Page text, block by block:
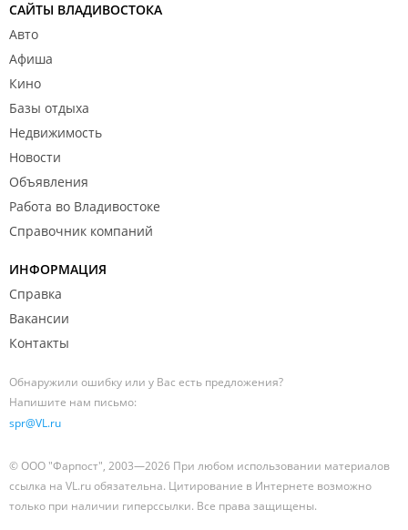
САЙТЫ ВЛАДИВОСТОКА
Авто
Афиша
Кино
Базы отдыха
Недвижимость
Новости
Объявления
Работа во Владивостоке
Справочник компаний
ИНФОРМАЦИЯ
Справка
Вакансии
Контакты
Обнаружили ошибку или у Вас есть предложения?
Напишите нам письмо:
spr@VL.ru
© ООО "Фарпост", 2003—2026 При любом использовании материалов
ссылка на VL.ru обязательна. Цитирование в Интернете возможно
только при наличии гиперссылки. Все права защищены.